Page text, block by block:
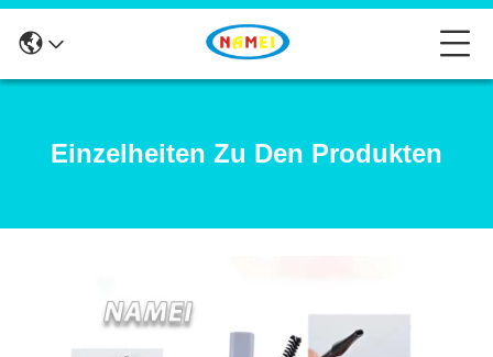
Einzelheiten Zu Den Produkten